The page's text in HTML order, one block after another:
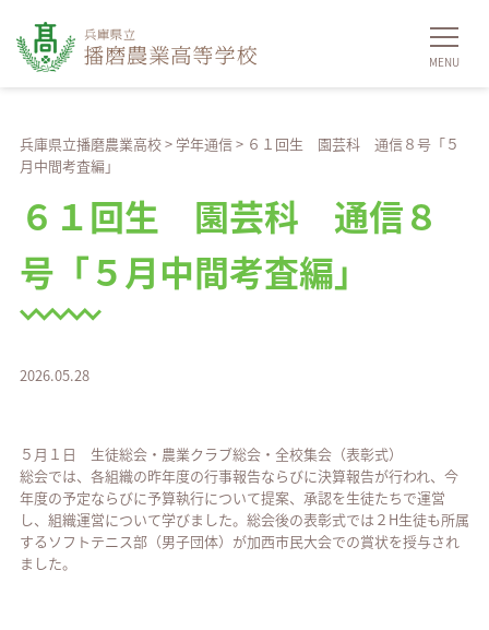
兵庫県立播磨農業高校> 学年通信> ６１回生 園芸科 通信８号「５
月中間考査編」
６１回生 園芸科 通信８
号「５月中間考査編」
2026.05.28
５月１日 生徒総会・農業クラブ総会・全校集会（表彰式）
総会では、各組織の昨年度の行事報告ならびに決算報告が行われ、今
年度の予定ならびに予算執行について提案、承認を生徒たちで運営
し、組織運営について学びました。総会後の表彰式では２H生徒も所属
するソフトテニス部（男子団体）が加西市民大会での賞状を授与され
ました。